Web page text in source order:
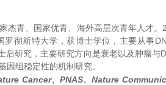
杰青、国家优青、海外高层次青年人才
彻斯特大学，获博士学位，主要从事
后研究，主要研究方向是衰老以及肿瘤与
组稳定性的机制研究。
Cancer、PNAS、Nature